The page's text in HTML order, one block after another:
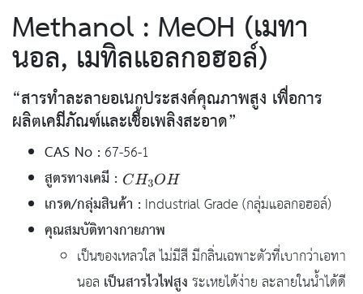
Methanol : MeOH (เมทา
นอล, เมทิลแอลกอฮอล์)
“สารทำละลายอเนกประสงค์คุณภาพสูง เพื่อการ
ผลิตเคมีภัณฑ์และเชื้อเพลิงสะอาด”
CAS No :67-56-1
สูตรทางเคมี :
เกรด/กลุ่มสินค้า :Industrial Grade (กลุ่มแอลกอฮอล์)
คุณสมบัติทางกายภาพ
เป็นของเหลวใส ไม่มีสี มีกลิ่นเฉพาะตัวที่เบากว่าเอทา
นอล เป็นสารไวไฟสูงระเหยได้ง่าย ละลายในน้ำได้ดี